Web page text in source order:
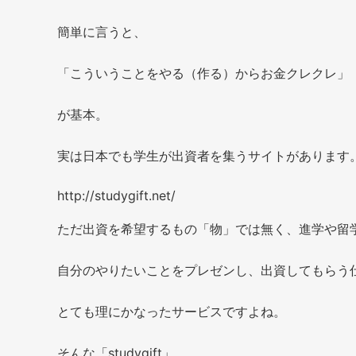
簡単に言うと、
「こういうことをやる（作る）からお金クレクレ」
が基本。
実は日本でも学生が出資者を集うサイトがあります。
http://studygift.net/
ただ出資を希望するもの「物」では無く、進学や留
自分のやりたいことをプレゼンし、出資してもらう
とても理にかなったサービスですよね。
そんな「studygift」